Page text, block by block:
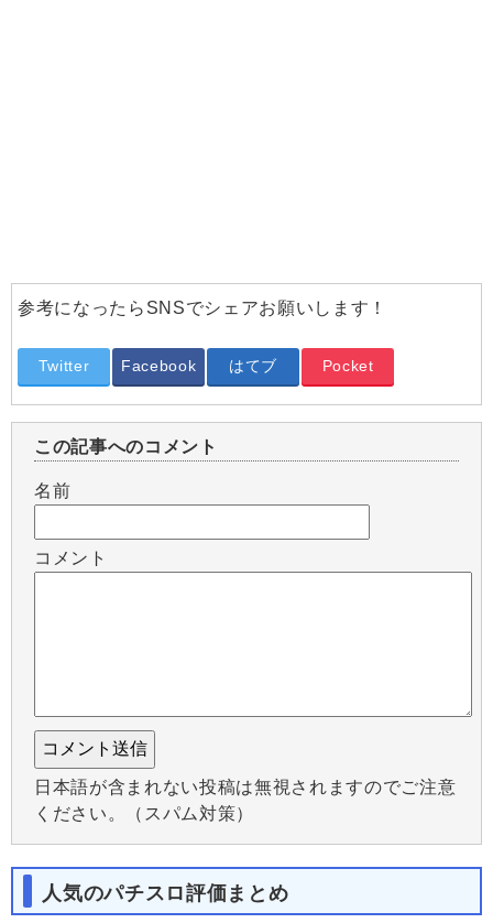
参考になったらSNSでシェアお願いします！
Twitter Facebook はてブ Pocket
この記事へのコメント
名前
コメント
日本語が含まれない投稿は無視されますのでご注意
ください。（スパム対策）
人気のパチスロ評価まとめ